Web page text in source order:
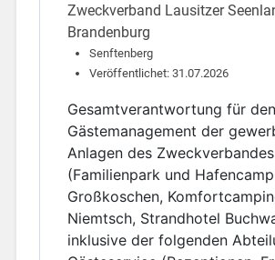
Zweckverband Lausitzer
Brandenburg
Senftenberg
Veröffentlichet: 31.07.2026
Gesamtverantwortung für
Gästemanagement der
Anlagen des Zweckverbandes
(Familienpark und Hafencamp
Großkoschen,
Niemtsch, Strandhotel
inklusive der folgenden